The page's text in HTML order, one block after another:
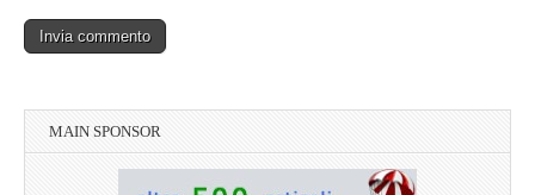
MAIN SPONSOR